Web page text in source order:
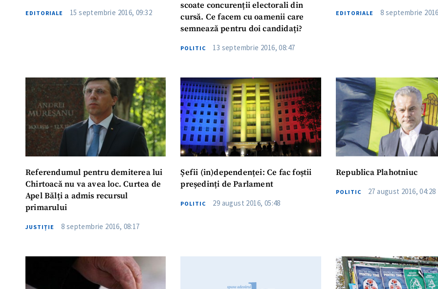
EDITORIALE 15 septembrie 2016, 09:32
scoate concurenții electorali din
cursă. Ce facem cu oamenii care
semnează pentru doi candidați?
POLITIC 13 septembrie 2016, 08:47
EDITORIALE 8 septembrie
Referendumul pentru demiterea lui
Chirtoacă nu va avea loc. Curtea de
Apel Bălți a admis recursul
primarului
JUSTIȚIE 8 septembrie 2016, 08:17
Șefii (in)dependenței: Ce fac foștii
președinți de Parlament
POLITIC 29 august 2016, 05:48
Republica Plahotniuc
POLITIC 27 august 2016, 04:28